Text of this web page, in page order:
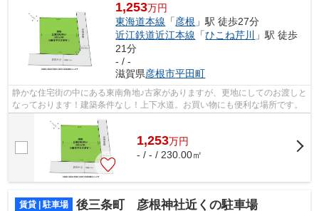
1,253万円
東海道本線 「彦根 」駅 徒歩27分
近江鉄道近江本線 「ひこね芹川
」駅 徒歩
21分
- / -
滋賀県彦根市平田町
静かな住宅街の中にある東南角地♪古家がありますが、更地にしてのお渡しと
なっております！建築条件なし！上下水道。お買い物にも便利な場所です。
1,253万円
- / - / 230.00㎡
賃貸 | 駐車場 後三条町 彦根神社近くの駐車場